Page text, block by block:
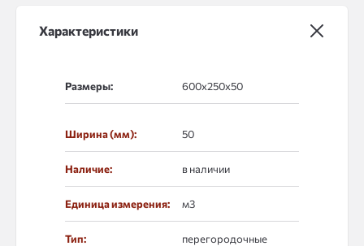
Характеристики
Размеры:
Ширина (мм): 50
Наличие: в наличии
Единица измерения: м3
Тип: перегородочные